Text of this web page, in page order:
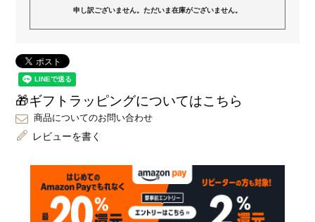
申し訳ございません。ただいま在庫がございません。
🎁ギフトラッピングについてはこちら
商品についてのお問い合わせ
レビューを書く